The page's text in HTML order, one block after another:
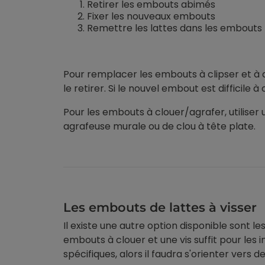
Retirer les embouts abimés
Fixer les nouveaux embouts
Remettre les lattes dans les embouts
Pour remplacer les embouts à clipser et à
le retirer. Si le nouvel embout est difficile
Pour les embouts à clouer/agrafer, utiliser
agrafeuse murale ou de clou à tête plate.
Les embouts de lattes à visser
Il existe une autre option disponible sont
embouts à clouer et une vis suffit pour les
spécifiques, alors il faudra s'orienter vers